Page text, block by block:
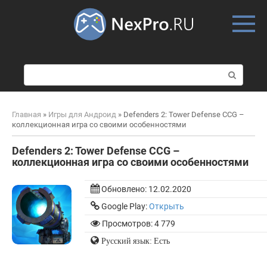
о
и
к
Главная » Игры для Андроид » Defenders 2: Tower Defense CCG –
коллекционная игра со своими особенностями
Defenders 2: Tower Defense CCG –
коллекционная игра со своими особенностями
Обновлено: 12.02.2020
Google Play:Открыть
Просмотров: 4 779
Русский язык: Есть